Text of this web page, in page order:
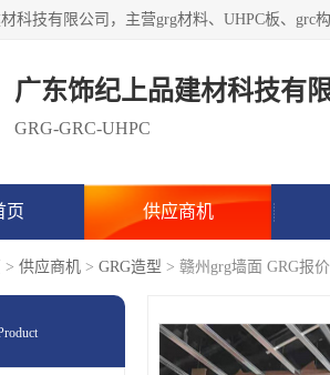
广东饰纪上品建材科技有
GRG-GRC-UHPC
页 供应商机
> 供应商机 > GRG造型 > 赣州grg墙面 GRG报